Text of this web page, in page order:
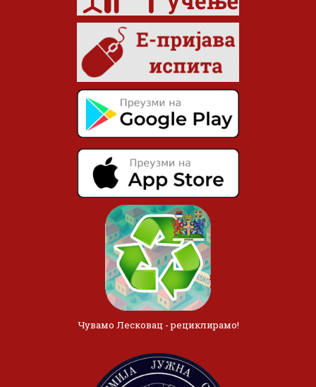
Чувамо Лесковац - рециклирамо!